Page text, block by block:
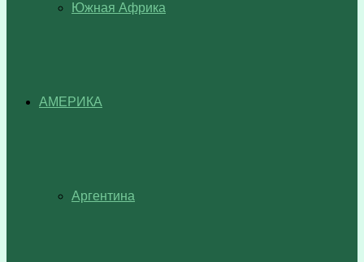
Южная Африка
АМЕРИКА
Аргентина